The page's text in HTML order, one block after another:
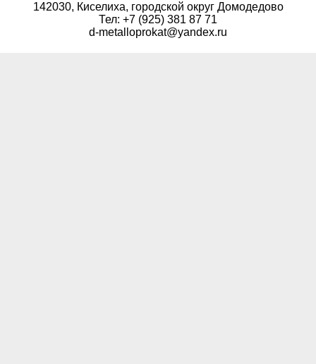
142030, Киселиха, городской округ Домодедово
Тел: +7 (925) 381 87 71
d-metalloprokat@yandex.ru